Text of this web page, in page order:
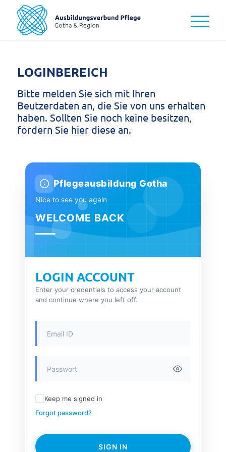
LOGINBEREICH
Bitte melden Sie sich mit Ihren
Beutzerdaten an, die Sie von uns erhalten
haben. Sollten Sie noch keine besitzen,
fordern Sie hierdiese an.
Pflegeausbildung Gotha
Nice to see you again
WELCOME BACK
LOGIN ACCOUNT
Enter your credentials to access your account
and continue where you left off.
Keep me signed in
Forgot password?
SIGN IN